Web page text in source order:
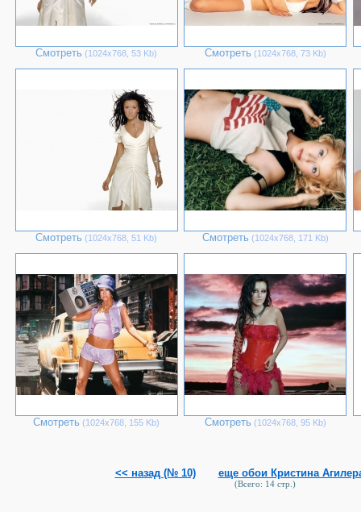
Смотреть (1024х768, 53 Kb) Смотреть (1024х768, 73 Kb)
Смотреть (1024х768, 51 Kb) Смотреть (1024х768, 171 Kb)
Смотреть (1024х768, 155 Kb) Смотреть (1024х768, 95 Kb)
<< назад (№ 10) еще обои Кристина
(Всего: 14 стр.)